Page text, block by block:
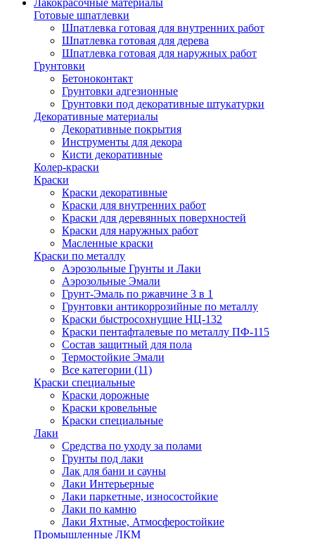
Лакокрасочные материалы
Готовые шпатлевки
Шпатлевка готовая для внутренних работ
Шпатлевка готовая для дерева
Шпатлевка готовая для наружных работ
Грунтовки
Бетоноконтакт
Грунтовки адгезионные
Грунтовки под декоративные штукатурки
Декоративные материалы
Декоративные покрытия
Инструменты для декора
Кисти декоративные
Колер-краски
Краски
Краски декоративные
Краски для внутренних работ
Краски для деревянных поверхностей
Краски для наружных работ
Масленные краски
Краски по металлу
Аэрозольные Грунты и Лаки
Аэрозольные Эмали
Грунт-Эмаль по ржавчине 3 в 1
Грунтовки антикоррозийные по металлу
Краски быстросохнущие НЦ-132
Краски пентафталевые по металлу ПФ-115
Состав защитный для пола
Термостойкие Эмали
Все категории (11)
Краски специальные
Краски дорожные
Краски кровельные
Краски специальные
Лаки
Cредства по уходу за полами
Грунты под лаки
Лак для бани и сауны
Лаки Интерьерные
Лаки паркетные, износостойкие
Лаки по камню
Лаки Яхтные, Атмосферостойкие
Промышленные ЛКМ